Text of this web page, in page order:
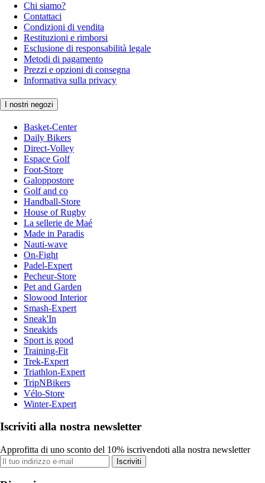
Chi siamo?
Contattaci
Condizioni di vendita
Restituzioni e rimborsi
Esclusione di responsabilità legale
Metodi di pagamento
Prezzi e opzioni di consegna
Informativa sulla privacy
I nostri negozi
Basket-Center
Daily Bikers
Direct-Volley
Espace Golf
Foot-Store
Galoppostore
Golf and co
Handball-Store
House of Rugby
La sellerie de Maé
Made in Paradis
Nauti-wave
On-Fight
Padel-Expert
Pecheur-Store
Pet and Garden
Slowood Interior
Smash-Expert
Sneak'In
Sneakids
Sport is good
Training-Fit
Trek-Expert
Triathlon-Expert
TripNBikers
Vélo-Store
Winter-Expert
Iscriviti alla nostra newsletter
Approfitta di uno sconto del 10% iscrivendoti alla nostra newsletter
Iscriviti